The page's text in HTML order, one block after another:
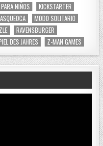
PARA NIÑOS
KICKSTARTER
MODO SOLITARIO
RAVENSBURGER
DES JAHRES Z-MAN GAMES